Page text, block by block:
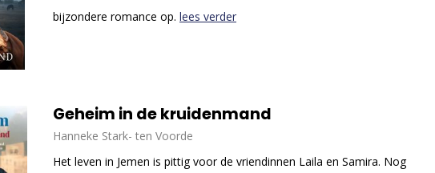
bijzondere romance op. lees verder
Geheim in de kruidenmand
Hanneke Stark- ten Voorde
Het leven in Jemen is pittig voor de vriendinnen Laila en Samira. Nog